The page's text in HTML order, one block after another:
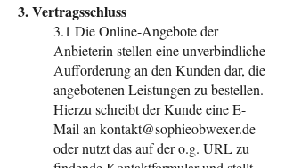
3. Vertragsschluss
3.1 Die Online-Angebote der
Anbieterin stellen eine unverbindliche
Aufforderung an den Kunden dar, die
angebotenen Leistungen zu bestellen.
Hierzu schreibt der Kunde eine E-
Mail an kontakt@sophieobwexer.de
oder nutzt das auf der o.g. URL zu